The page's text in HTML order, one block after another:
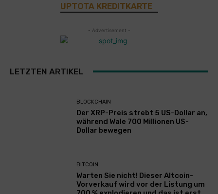
UPTOTA KREDITKARTE
- Advertisement -
LETZTEN ARTIKEL
BLOCKCHAIN
Der XRP-Preis strebt 5 US-Dollar an,
während Wale 700 Millionen US-
Dollar bewegen
BITCOIN
Warten Sie nicht! Dieser Altcoin-
Vorverkauf wird vor der Listung um